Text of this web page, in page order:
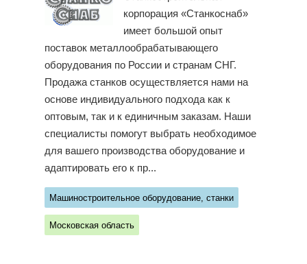
корпорация «Станкоснаб»
имеет большой опыт
поставок металлообрабатывающего
оборудования по России и странам СНГ.
Продажа станков осуществляется нами на
основе индивидуального подхода как к
оптовым, так и к единичным заказам. Наши
специалисты помогут выбрать необходимое
для вашего производства оборудование и
адаптировать его к пр...
Машиностроительное оборудование, станки
Московская область